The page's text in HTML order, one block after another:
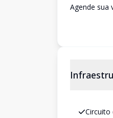
Agende sua
Circuito